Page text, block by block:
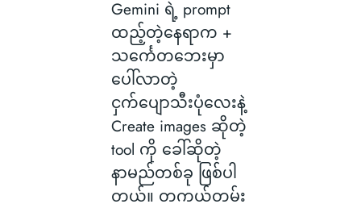
Gemini ရဲ့ prompt
ထည့်တဲ့နေရာက +
သင်္ကေတဘေးမှာ
ပေါ်လာတဲ့
ငှက်ပျောသီးပုံလေးနဲ့
Create images ဆိုတဲ့
tool ကို ခေါ်ဆိုတဲ့
နာမည်တစ်ခု ဖြစ်ပါ
တယ်။ တကယ်တမ်း